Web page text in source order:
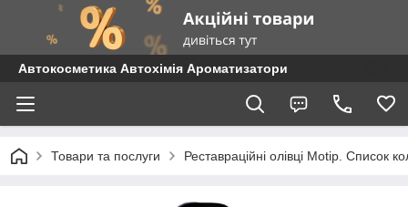
Автокосметика Автохімія Ароматизатори
Товари та послуги Реставраційні олівці Motip. Список